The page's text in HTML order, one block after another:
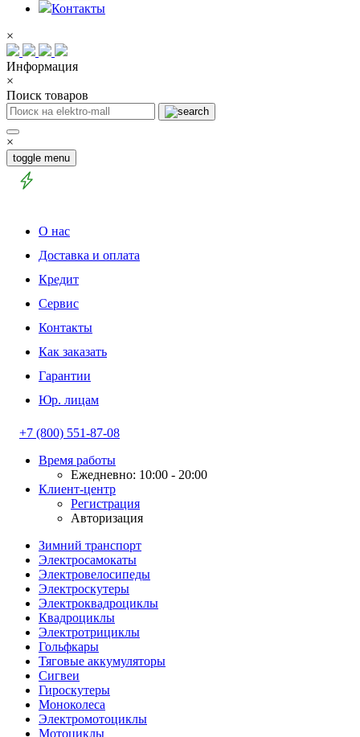
Контакты
×
Информация
×
Поиск товаров
×
toggle menu
О нас
Доставка и оплата
Кредит
Сервис
Контакты
Как заказать
Гарантии
Юр. лицам
+7 (800) 551-87-08
Время работы
Ежедневно: 10:00 - 20:00
Клиент-центр
Регистрация
Авторизация
Зимний транспорт
Электросамокаты
Электровелосипеды
Электроскутеры
Электроквадроциклы
Квадроциклы
Электротрициклы
Гольфкары
Тяговые аккумуляторы
Сигвеи
Гироскутеры
Моноколеса
Электромотоциклы
Мотоциклы